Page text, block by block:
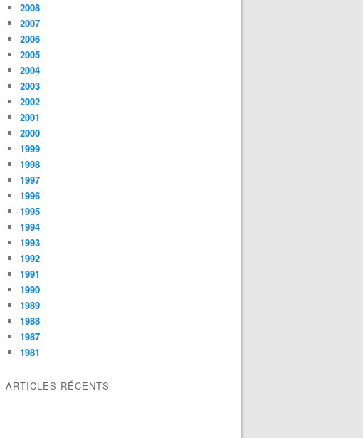
2008
2007
2006
2005
2004
2003
2002
2001
2000
1999
1998
1997
1996
1995
1994
1993
1992
1991
1990
1989
1988
1987
1981
ARTICLES RÉCENTS